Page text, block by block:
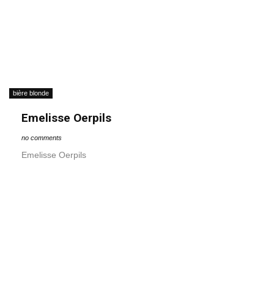
bière blonde
Emelisse Oerpils
no comments
Emelisse Oerpils